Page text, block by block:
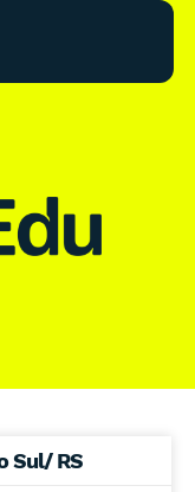
Sul/ RS